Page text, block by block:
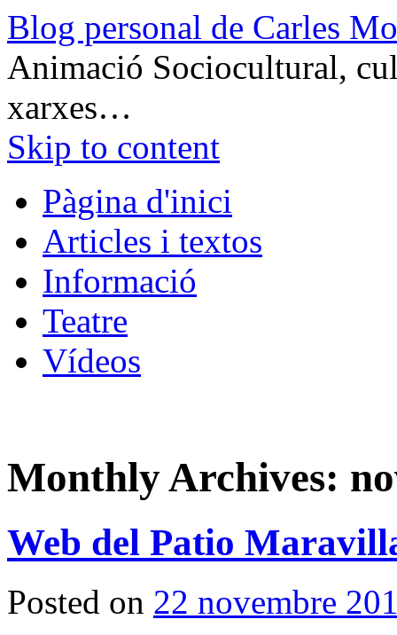
Blog personal de Carles
Animació Sociocultural,
xarxes…
Skip to content
Pàgina d'inici
Articles i textos
Informació
Teatre
Vídeos
Monthly Archives:
Web del Patio
Posted on 22 novembre